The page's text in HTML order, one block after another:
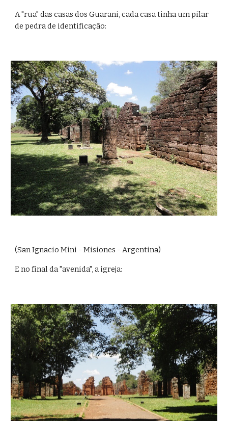
A "rua" das casas dos Guarani, cada casa tinha um pilar
de pedra de identificação:
(San Ignacio Mini - Misiones - Argentina)
E no final da "avenida", a igreja: